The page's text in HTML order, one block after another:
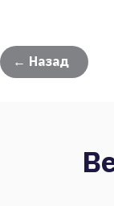
← Назад